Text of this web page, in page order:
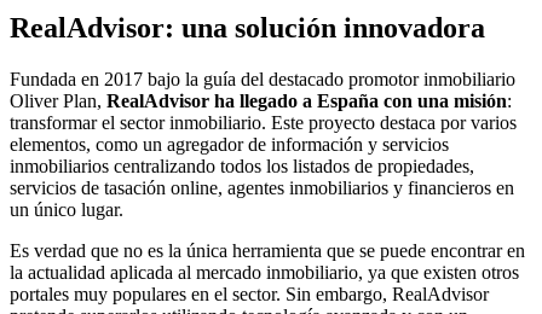
RealAdvisor: una solución innovadora
Fundada en 2017 bajo la guía del destacado promotor inmobiliario
Oliver Plan, RealAdvisor ha llegado a España con una misión:
transformar el sector inmobiliario. Este proyecto destaca por varios
elementos, como un agregador de información y servicios
inmobiliarios centralizando todos los listados de propiedades,
servicios de tasación online, agentes inmobiliarios y financieros en
un único lugar.
Es verdad que no es la única herramienta que se puede encontrar en
la actualidad aplicada al mercado inmobiliario, ya que existen otros
portales muy populares en el sector. Sin embargo, RealAdvisor